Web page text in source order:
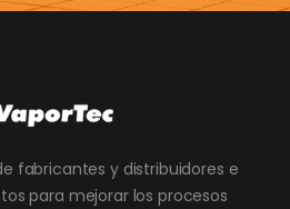
fabricantes y distribuidores e
para mejorar los procesos